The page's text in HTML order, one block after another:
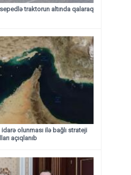
traktorun altında qalaraq
idarə olunması ilə bağlı strateji
açıqlanıb